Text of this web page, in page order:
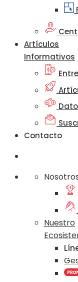
Artículos
Informativos
Contacto
Nuestro